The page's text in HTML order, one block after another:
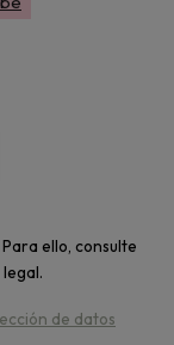
ello, consulte
de datos